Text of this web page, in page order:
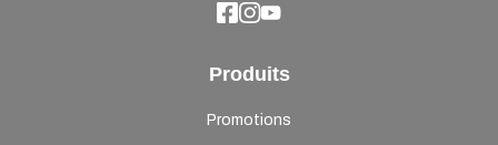
Produits
Promotions